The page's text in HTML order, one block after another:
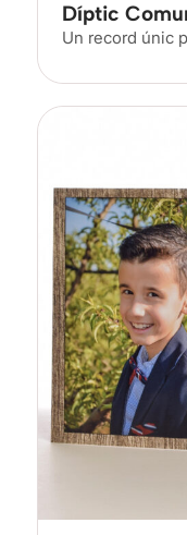
Díptic
Un record únic